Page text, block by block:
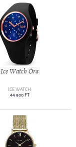
Ice Watch Óra
ICE WATCH
44 900 FT